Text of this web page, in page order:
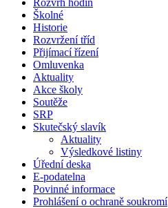
Školné
Historie
Rozvržení tříd
Přijímací řízení
Omluvenka
Aktuality
Akce školy
Soutěže
SRP
Skutečský slavík
Aktuality
Výsledkové listiny
Úřední deska
E-podatelna
Povinné informace
Prohlášení o ochraně soukromí